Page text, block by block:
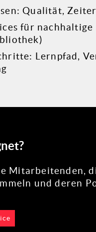
Qualität,
für
Lernpfad,
Mitarbeitenden,
und deren